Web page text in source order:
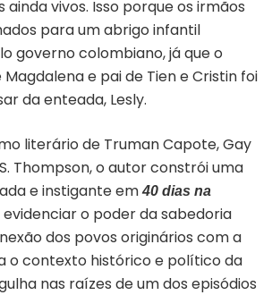
vivos. Isso porque os irmãos
para um abrigo infantil
governo colombiano, já que o
e pai de Tien e Cristin foi
da enteada, Lesly.
literário de Truman Capote, Gay
Thompson, o autor constrói uma
e instigante em40 dias na
evidenciar o poder da sabedoria
dos povos originários com a
o contexto histórico e político da
nas raízes de um dos episódios